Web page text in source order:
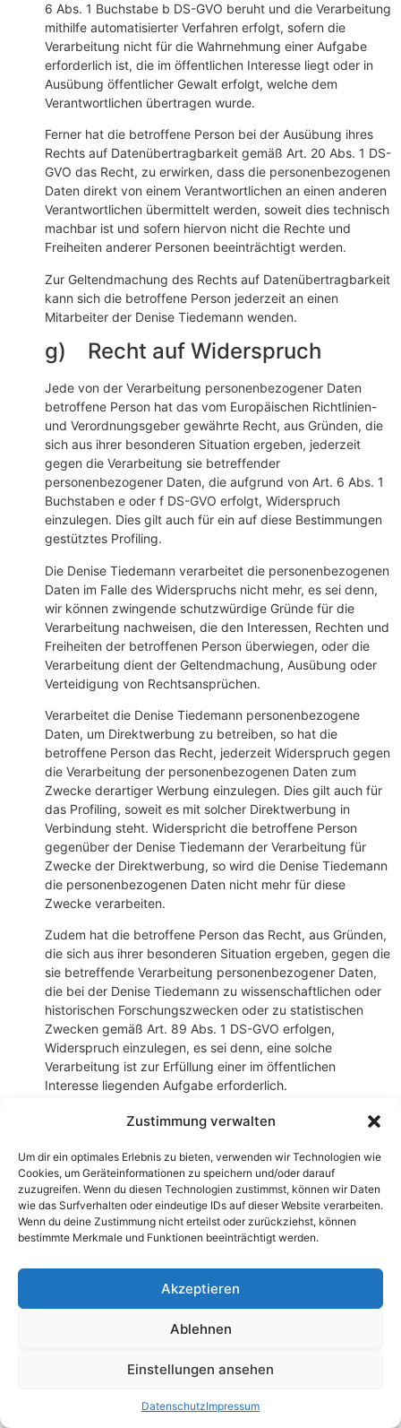
Zustimmung verwalten
Um dir ein optimales Erlebnis zu bieten, verwenden wir Technologien wie
Cookies, um Geräteinformationen zu speichern und/oder darauf
zuzugreifen. Wenn du diesen Technologien zustimmst, können wir Daten
wie das Surfverhalten oder eindeutige IDs auf dieser Website verarbeiten.
Wenn du deine Zustimmung nicht erteilst oder zurückziehst, können
bestimmte Merkmale und Funktionen beeinträchtigt werden.
Akzeptieren
Ablehnen
Einstellungen ansehen
DatenschutzImpressum
6 Abs. 1 Buchstabe b DS-GVO beruht und die Verarbeitung
mithilfe automatisierter Verfahren erfolgt, sofern die
Verarbeitung nicht für die Wahrnehmung einer Aufgabe
erforderlich ist, die im öffentlichen Interesse liegt oder in
Ausübung öffentlicher Gewalt erfolgt, welche dem
Verantwortlichen übertragen wurde.
Ferner hat die betroffene Person bei der Ausübung ihres
Rechts auf Datenübertragbarkeit gemäß Art. 20 Abs. 1 DS-
GVO das Recht, zu erwirken, dass die personenbezogenen
Daten direkt von einem Verantwortlichen an einen anderen
Verantwortlichen übermittelt werden, soweit dies technisch
machbar ist und sofern hiervon nicht die Rechte und
Freiheiten anderer Personen beeinträchtigt werden.
Zur Geltendmachung des Rechts auf Datenübertragbarkeit
kann sich die betroffene Person jederzeit an einen
Mitarbeiter der Denise Tiedemann wenden.
g) Recht auf Widerspruch
Jede von der Verarbeitung personenbezogener Daten
betroffene Person hat das vom Europäischen Richtlinien-
und Verordnungsgeber gewährte Recht, aus Gründen, die
sich aus ihrer besonderen Situation ergeben, jederzeit
gegen die Verarbeitung sie betreffender
personenbezogener Daten, die aufgrund von Art. 6 Abs. 1
Buchstaben e oder f DS-GVO erfolgt, Widerspruch
einzulegen. Dies gilt auch für ein auf diese Bestimmungen
gestütztes Profiling.
Die Denise Tiedemann verarbeitet die personenbezogenen
Daten im Falle des Widerspruchs nicht mehr, es sei denn,
wir können zwingende schutzwürdige Gründe für die
Verarbeitung nachweisen, die den Interessen, Rechten und
Freiheiten der betroffenen Person überwiegen, oder die
Verarbeitung dient der Geltendmachung, Ausübung oder
Verteidigung von Rechtsansprüchen.
Verarbeitet die Denise Tiedemann personenbezogene
Daten, um Direktwerbung zu betreiben, so hat die
betroffene Person das Recht, jederzeit Widerspruch gegen
die Verarbeitung der personenbezogenen Daten zum
Zwecke derartiger Werbung einzulegen. Dies gilt auch für
das Profiling, soweit es mit solcher Direktwerbung in
Verbindung steht. Widerspricht die betroffene Person
gegenüber der Denise Tiedemann der Verarbeitung für
Zwecke der Direktwerbung, so wird die Denise Tiedemann
die personenbezogenen Daten nicht mehr für diese
Zwecke verarbeiten.
Zudem hat die betroffene Person das Recht, aus Gründen,
die sich aus ihrer besonderen Situation ergeben, gegen die
sie betreffende Verarbeitung personenbezogener Daten,
die bei der Denise Tiedemann zu wissenschaftlichen oder
historischen Forschungszwecken oder zu statistischen
Zwecken gemäß Art. 89 Abs. 1 DS-GVO erfolgen,
Widerspruch einzulegen, es sei denn, eine solche
Verarbeitung ist zur Erfüllung einer im öffentlichen
Interesse liegenden Aufgabe erforderlich.
Zur Ausübung des Rechts auf Widerspruch kann sich die
Tiedemann oder einen anderen Mitarbeiter wenden. Der
betroffenen Person steht es ferner frei, im Zusammenhang
mit der Nutzung von Diensten der
Informationsgesellschaft, ungeachtet der Richtlinie
2002/58/EG, ihr Widerspruchsrecht mittels automatisierter
Verfahren auszuüben, bei denen technische
Spezifikationen verwendet werden.
h) Automatisierte
Entscheidungen im Einzelfall
betroffene Person hat das vom Europäischen Richtlinien-